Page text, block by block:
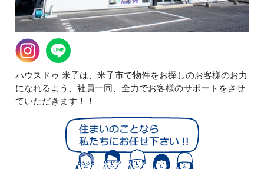
ハウスドゥ 米子は、米子市で物件をお探しのお客様のお力
になれるよう、社員一同、全力でお客様のサポートをさせ
ていただきます！！